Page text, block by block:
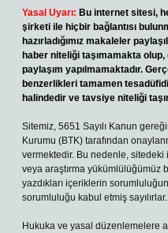
Yasal Uyarı: Bu internet sitesi,
şirketi ile hiçbir bağlantısı
hazırladığımız makaleler
haber niteliği taşımamakta
paylaşım yapılmamaktadır.
benzerlikleri tamamen
halindedir ve tavsiye niteliği
Sitemiz, 5651 Sayılı Kanun
Kurumu (BTK) tarafından
vermektedir. Bu nedenle,
veya araştırma yükümlülüğümüz
yazdıkları içeriklerin
sorumluluğu kabul etmiş sayılırlar.
Hukuka ve yasal düzenlemelere